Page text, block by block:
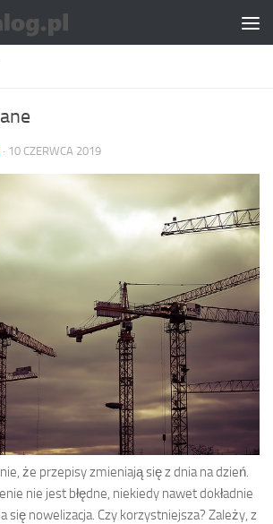
· 10 CZERWCA 2019
że przepisy zmieniają się z dnia na dzień.
nie jest błędne, niekiedy nawet dokładnie
się nowelizacja. Czy korzystniejsza? Zależy, z